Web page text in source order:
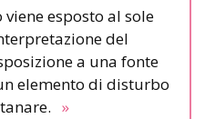
esposto al sole
del
a una fonte
elemento di disturbo
»